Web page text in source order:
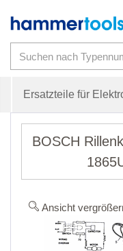
Ersatzteile für
BOSCH
Ansicht